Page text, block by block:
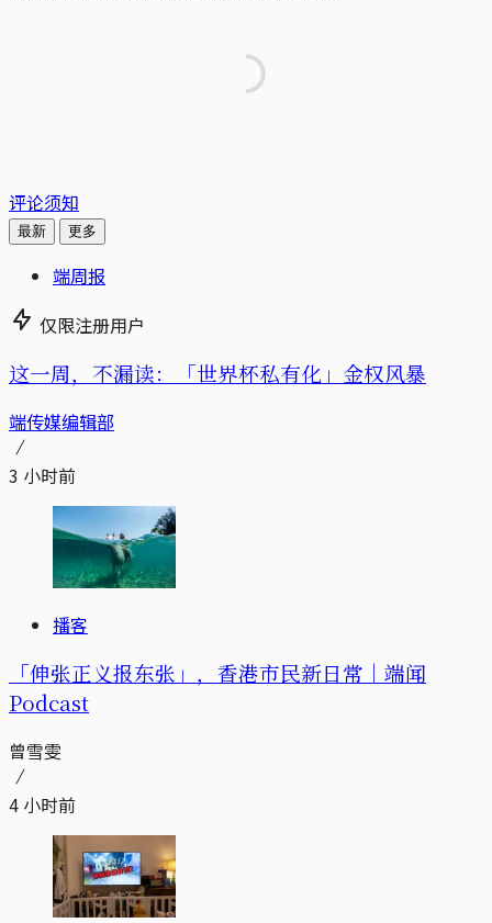
评论须知
最新 更多
端周报
仅限注册用户
这一周，不漏读：「世界杯私有化」金权风暴
端传媒编辑部
3 小时前
播客
「伸张正义报东张」，香港市民新日常｜端闻
Podcast
曾雪雯
4 小时前